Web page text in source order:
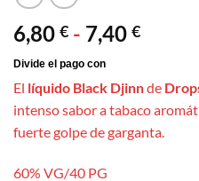
6,80 € - 7,40 €Rango
desde
6,80 €
hasta
El líquido Black Djinnde
intenso sabor a tabaco
fuerte golpe de garganta.
60% VG/40 PG